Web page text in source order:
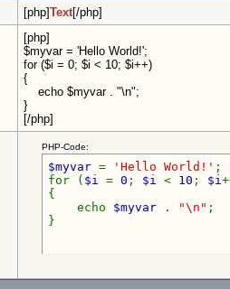
[php]Text[/php]
[php]
$myvar = 'Hello World!';
for ($i = 0; $i < 10; $i++)
{
echo $myvar . "\n";
}
[/php]
PHP-Code:
$myvar = 'Hello World!' ;
for ( $i = 0 ; $i < 10 ; $i
{
echo $myvar . "\n" ;
}